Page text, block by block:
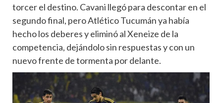
torcer el destino. Cavani llegó para descontar en el
segundo final, pero Atlético Tucumán ya había
hecho los deberes y eliminó al Xeneize de la
competencia, dejándolo sin respuestas y con un
nuevo frente de tormenta por delante.